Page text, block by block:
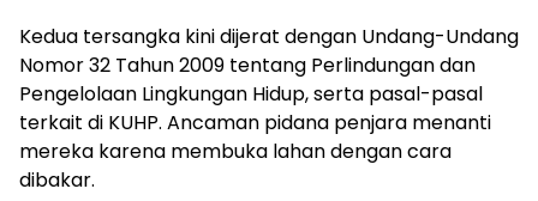
Kedua tersangka kini dijerat dengan Undang-Undang
Nomor 32 Tahun 2009 tentang Perlindungan dan
Pengelolaan Lingkungan Hidup, serta pasal-pasal
terkait di KUHP. Ancaman pidana penjara menanti
mereka karena membuka lahan dengan cara
dibakar.